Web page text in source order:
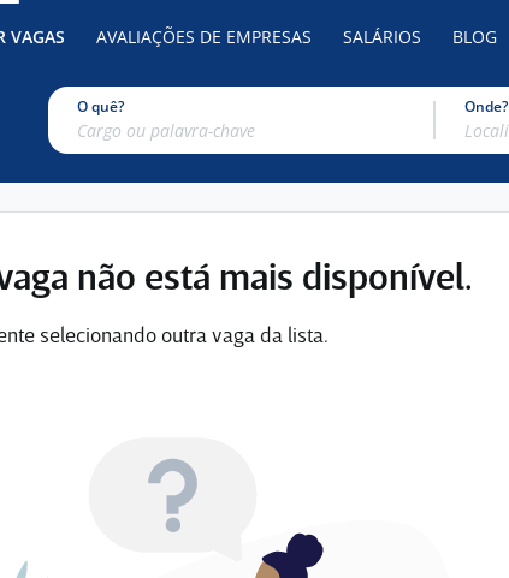
VAGAS AVALIAÇÕES DE EMPRESAS SALÁRIOS BLOG
O quê? Onde?
não está mais disponível.
selecionando outra vaga da lista.